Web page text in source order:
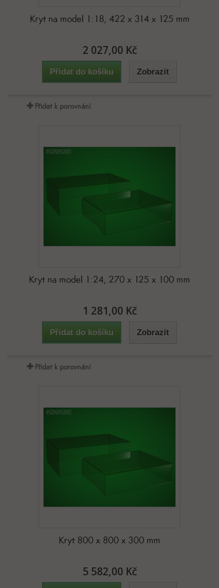
Kryt na model 1:18, 422 x 314 x 125 mm
2 027,00 Kč
Přidat do košíku Zobrazit
Přidat k porovnání
Kryt na model 1:24, 270 x 125 x 100 mm
1 281,00 Kč
Přidat do košíku Zobrazit
Přidat k porovnání
Kryt 800 x 800 x 300 mm
5 582,00 Kč